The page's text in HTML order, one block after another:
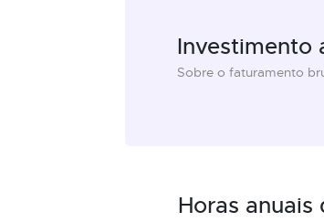
Investimento
Sobre o faturamento
Horas anuais